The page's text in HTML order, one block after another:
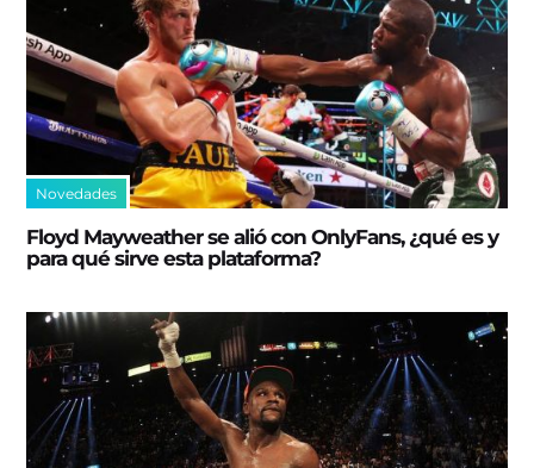
Novedades
Floyd Mayweather se alió con OnlyFans, ¿qué es y
para qué sirve esta plataforma?